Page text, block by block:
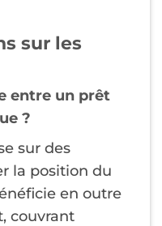
sur les
entre un prêt
?
sur des
la position du
en outre
couvrant